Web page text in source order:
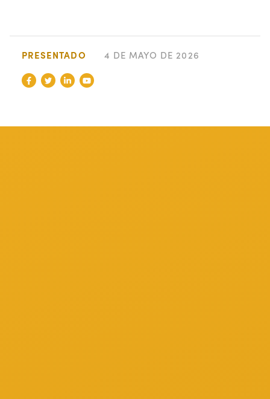
PRESENTADO 4 DE MAYO DE 2026